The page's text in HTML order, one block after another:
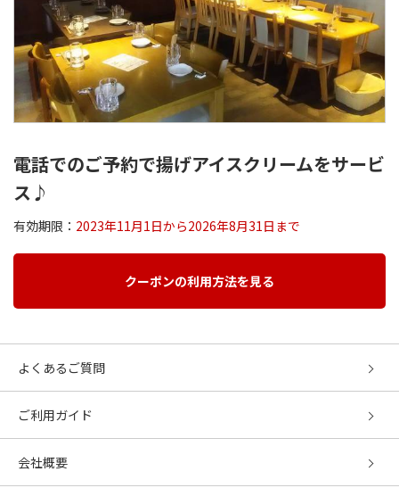
電話でのご予約で揚げアイスクリームをサービ
ス♪
有効期限： 2023年11月1日から2026年8月31日まで
クーポンの利用方法を見る
よくあるご質問
ご利用ガイド
会社概要